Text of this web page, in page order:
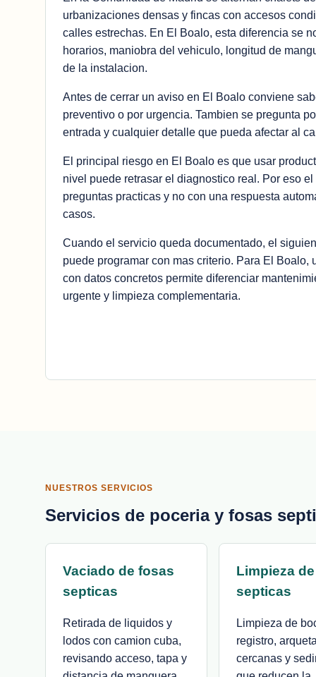
urbanizaciones densas y fincas con accesos
calles estrechas. En El Boalo, esta diferencia se
horarios, maniobra del vehiculo, longitud de
de la instalacion.
Antes de cerrar un aviso en El Boalo conviene
preventivo o por urgencia. Tambien se pregunta
entrada y cualquier detalle que pueda afectar al
El principal riesgo en El Boalo es que usar
nivel puede retrasar el diagnostico real. Por eso
preguntas practicas y no con una respuesta
casos.
Cuando el servicio queda documentado, el
puede programar con mas criterio. Para El Boalo,
con datos concretos permite diferenciar
urgente y limpieza complementaria.
NUESTROS SERVICIOS
Servicios de poceria y fosas
Vaciado de fosas
septicas
Retirada de liquidos y
lodos con camion cuba,
revisando acceso, tapa y
Limpieza
septicas
Limpieza de
registro,
cercanas y